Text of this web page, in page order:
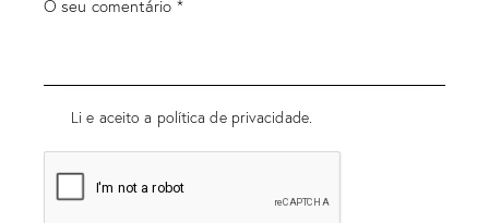
Li e aceito a política de privacidade.